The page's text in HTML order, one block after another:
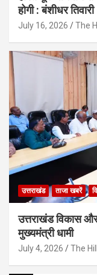
होगी : बंशीधर तिवारी
July 16, 2026 The
उत्तराखंड ताजा खबरें
उत्तराखंड विकास
मुख्यमंत्री धामी
July 4, 2026 The